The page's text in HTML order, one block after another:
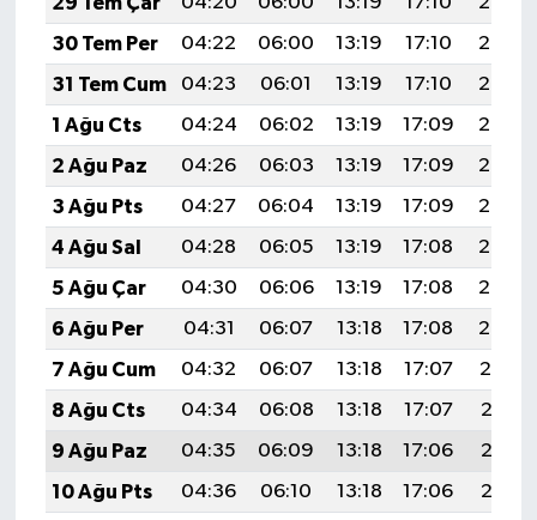
30 Tem Per
04:22 06:00 13:19 17:10
20:28
31 Tem Cum
04:23 06:01 13:19 17:10
20:27
1 Ağu Cts
04:24 06:02 13:19 17:09
20:26
2 Ağu Paz
04:26 06:03 13:19 17:09
20:25
3 Ağu Pts
04:27 06:04 13:19 17:09
20:24
4 Ağu Sal
04:28 06:05 13:19 17:08
20:23
5 Ağu Çar
04:30 06:06 13:19 17:08
20:22
6 Ağu Per
04:31 06:07 13:18 17:08
20:20
7 Ağu Cum
04:32 06:07 13:18 17:07
20:19
8 Ağu Cts
04:34 06:08 13:18 17:07
20:18
9 Ağu Paz
04:35 06:09 13:18 17:06
20:17
10 Ağu Pts
04:36 06:10 13:18 17:06
20:16